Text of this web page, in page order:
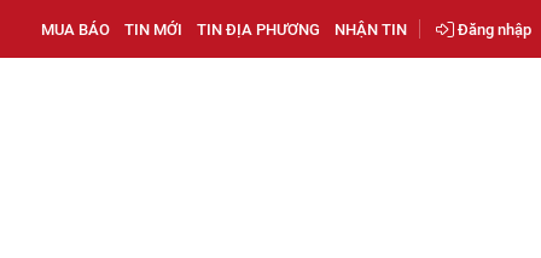
MUA BÁO TIN MỚI TIN ĐỊA PHƯƠNG NHẬN TIN Đăng nhập